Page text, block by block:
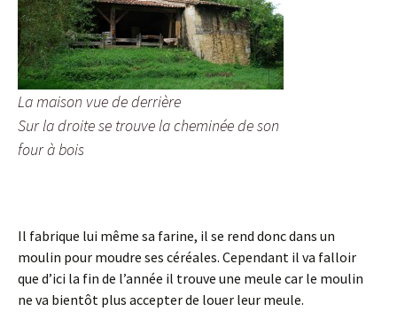
La maison vue de derrière
Sur la droite se trouve la cheminée de son
four à bois
Il fabrique lui même sa farine, il se rend donc dans un
moulin pour moudre ses céréales. Cependant il va falloir
que d’ici la fin de l’année il trouve une meule car le moulin
ne va bientôt plus accepter de louer leur meule.